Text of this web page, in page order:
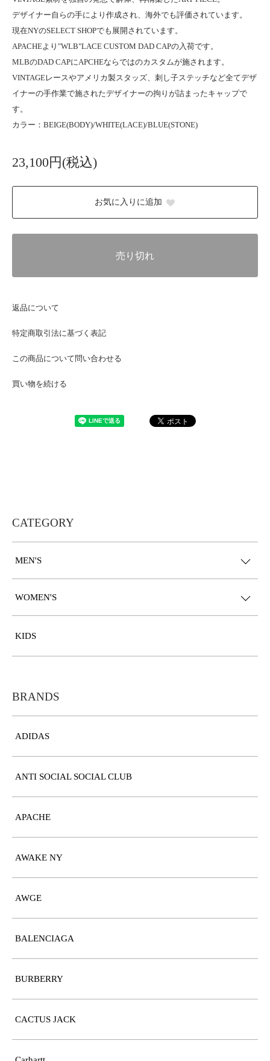
デザイナー自らの手により作成され、海外でも評価されています。
現在NYのSELECT SHOPでも展開されています。
APACHEより"WLB"LACE CUSTOM DAD CAPの入荷です。
MLBのDAD CAPにAPCHEならではのカスタムが施されます。
VINTAGEレースやアメリカ製スタッズ、刺し子ステッチなど全てデザ
イナーの手作業で施されたデザイナーの拘りが詰まったキャップで
す。
カラー：BEIGE(BODY)/WHITE(LACE)/BLUE(STONE)
23,100円(税込)
お気に入りに追加
売り切れ
返品について
特定商取引法に基づく表記
この商品について問い合わせる
買い物を続ける
CATEGORY
MEN'S
WOMEN'S
KIDS
BRANDS
ADIDAS
ANTI SOCIAL SOCIAL CLUB
APACHE
AWAKE NY
AWGE
BALENCIAGA
BURBERRY
CACTUS JACK